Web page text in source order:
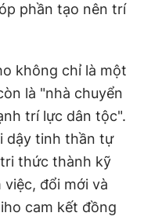
phần tạo nên trí
không chỉ là một
là "nhà chuyển
trí lực dân tộc".
dậy tinh thần tự
thức thành kỹ
việc, đổi mới và
cam kết đồng